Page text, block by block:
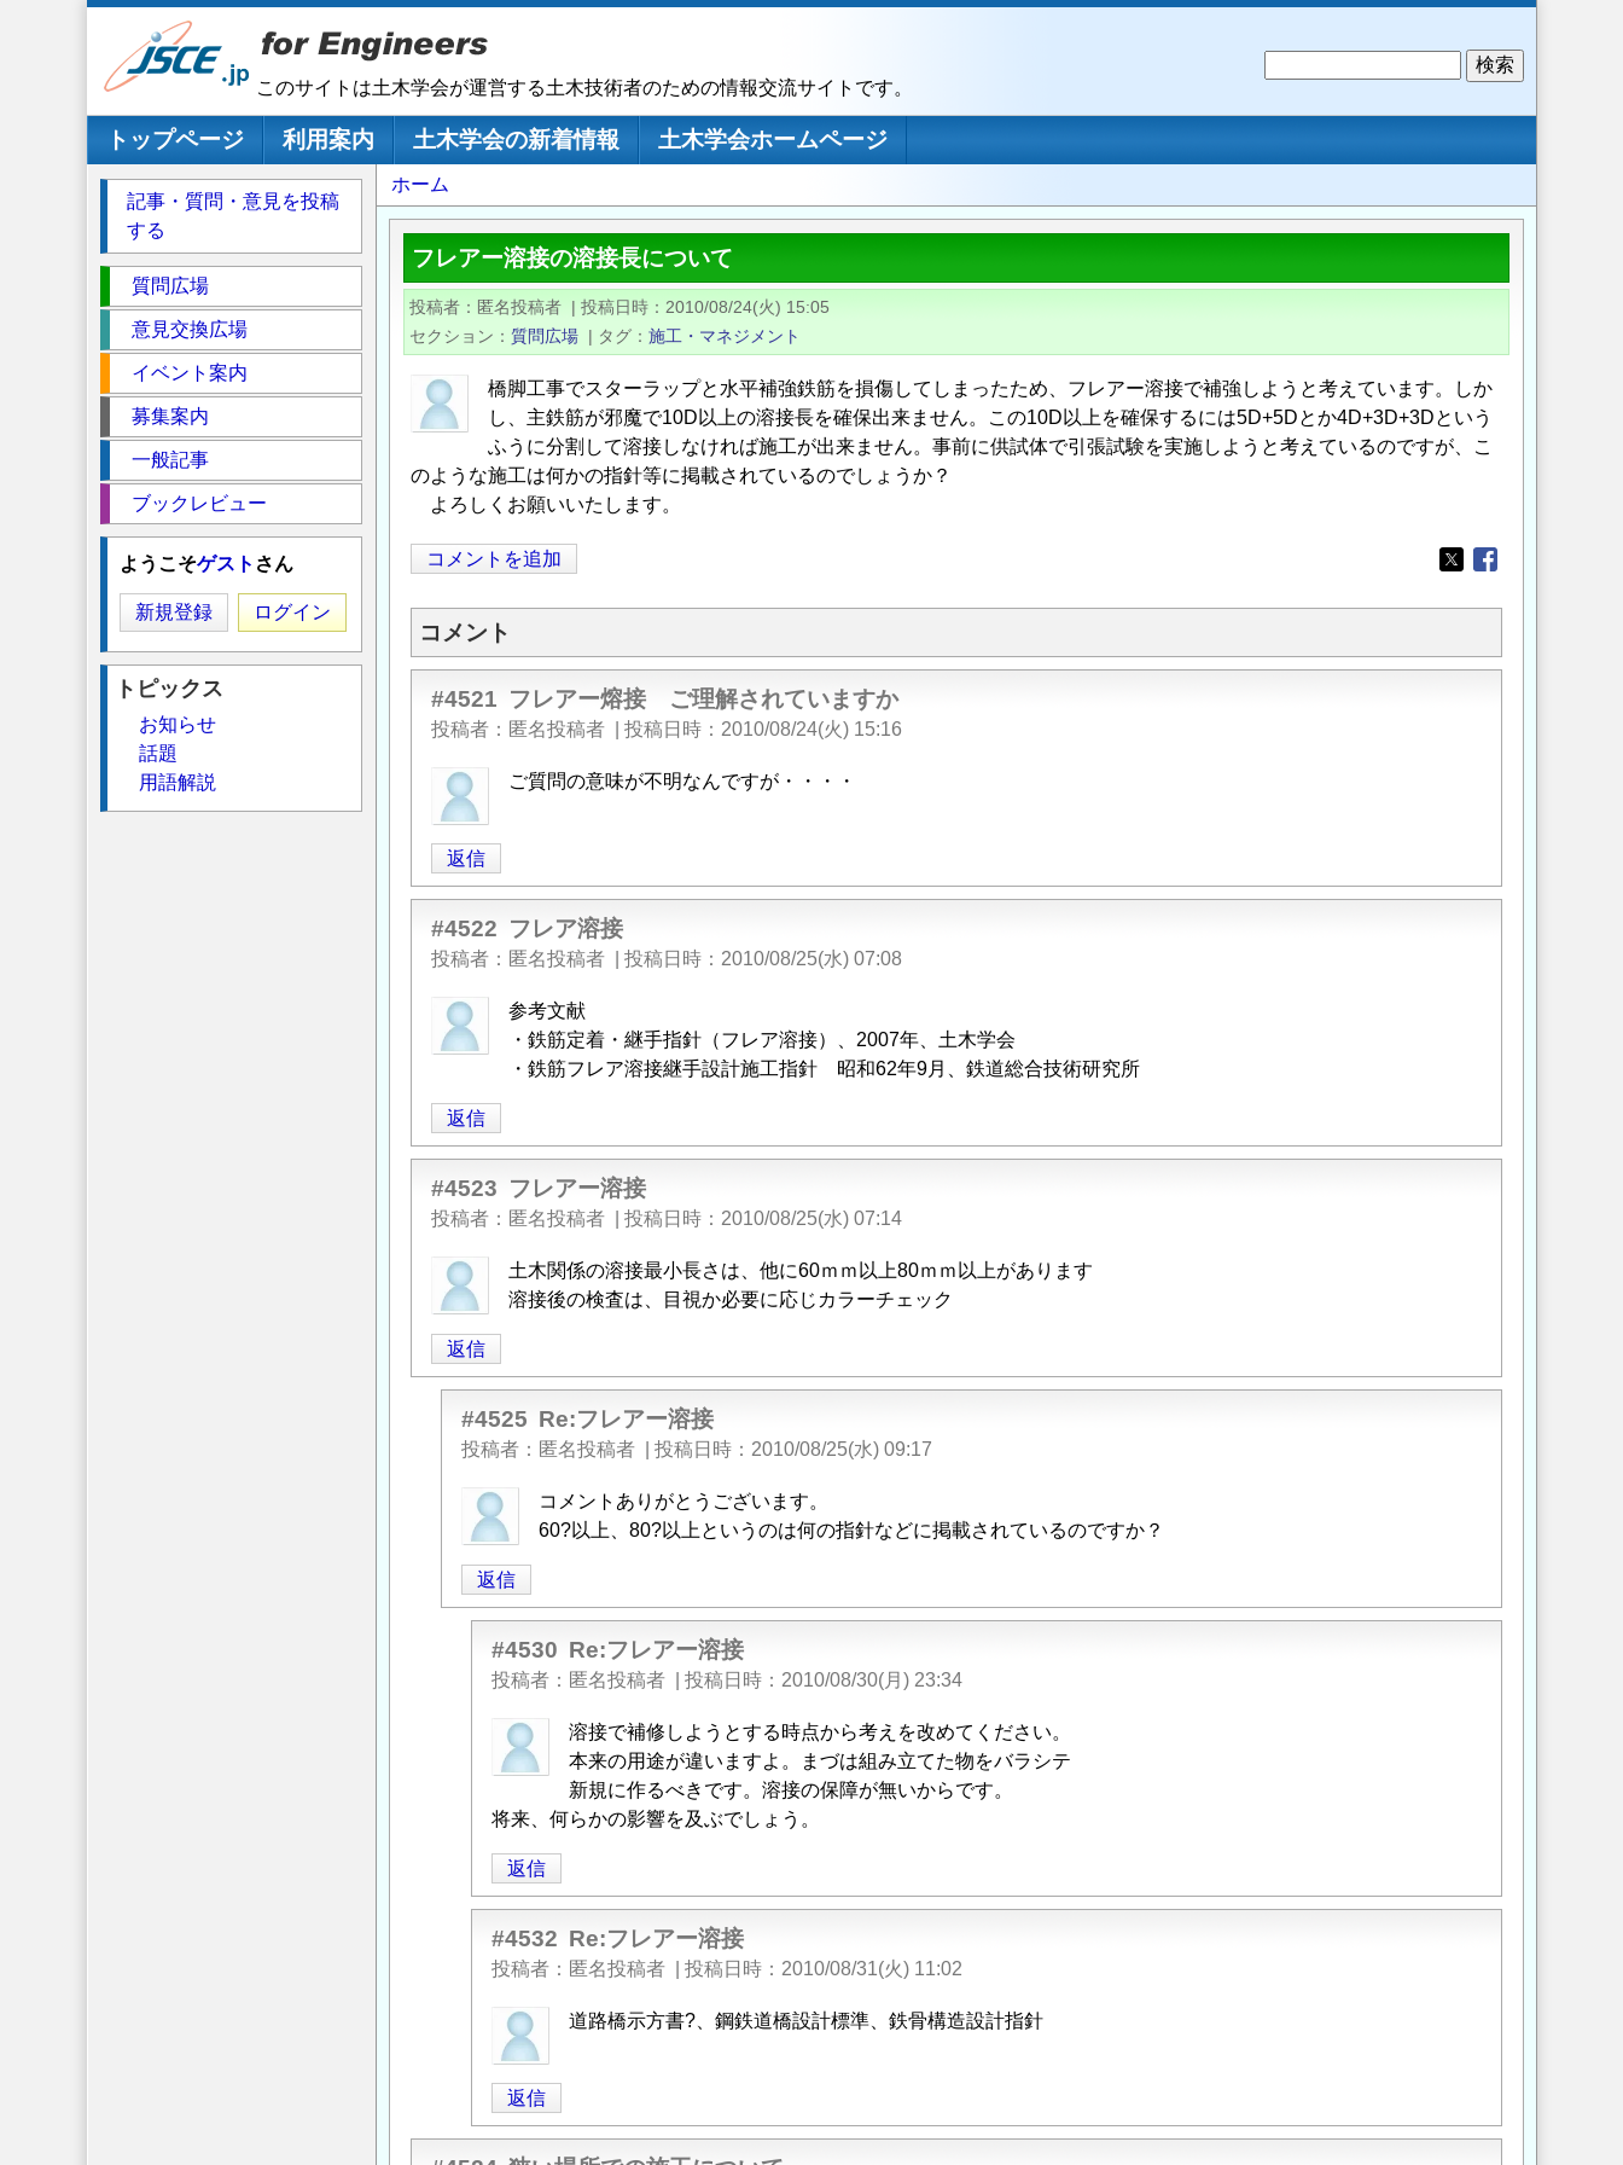
このサイトは土木学会が運営する土木技術者のための情報交流サイトです。
メインナビゲーション
トップページ 利用案内 土木学会の新着情報
土木学会ホームページ
パ
ン
ず
ホーム
フレアー溶接の溶接長について
投稿者 匿名投稿者 | 投稿日時
2010/08/24(火) 15:05
セクション
質問広場 | タグ 施工・マネジメント
橋脚工事でスターラップと水平補強鉄筋を損傷してしまったため、フレアー溶接で補強しようと考えています。しか
し、主鉄筋が邪魔で10D以上の溶接長を確保出来ません。この10D以上を確保するには5D+5Dとか4D+3D+3Dという
ふうに分割して溶接しなければ施工が出来ません。事前に供試体で引張試験を実施しようと考えているのですが、こ
のような施工は何かの指針等に掲載されているのでしょうか？
よろしくお願いいたします。
コメントを追加
Opens in a new
Opens in a new
コメント
#4521 フレアー熔接 ご理解されていますか
投稿者 匿名投稿者 投稿日時 2010/08/24(火) 15:16
ご質問の意味が不明なんですが・・・・
返信
#4522 フレア溶接
投稿者 匿名投稿者 投稿日時 2010/08/25(水) 07:08
参考文献
・鉄筋定着・継手指針（フレア溶接）、2007年、土木学会
・鉄筋フレア溶接継手設計施工指針 昭和62年9月、鉄道総合技術研究所
返信
#4523 フレアー溶接
投稿者 匿名投稿者 投稿日時 2010/08/25(水) 07:14
土木関係の溶接最小長さは、他に60ｍｍ以上80ｍｍ以上があります
溶接後の検査は、目視か必要に応じカラーチェック
返信
#4525 Re:フレアー溶接
投稿者 匿名投稿者 投稿日時 2010/08/25(水) 09:17
匿
名
稿
者
」
へ
コメントありがとうございます。
60?以上、80?以上というのは何の指針などに掲載されているのですか？
返信
#4530 Re:フレアー溶接
投稿者 匿名投稿者 投稿日時 2010/08/30(月) 23:34
匿
名
稿
に
よ
る
「Re:
レ
ア
ー
溶
接」
溶接で補修しようとする時点から考えを改めてください。
本来の用途が違いますよ。まづは組み立てた物をバラシテ
新規に作るべきです。溶接の保障が無いからです。
将来、何らかの影響を及ぶでしょう。
返信
#4532 Re:フレアー溶接
投稿者 匿名投稿者 投稿日時 2010/08/31(火) 11:02
匿
名
投
稿
者
道路橋示方書?、鋼鉄道橋設計標準、鉄骨構造設計指針
返信
記事・質問・意見を投稿
する
ク
シ
質問広場
意見交換広場
イベント案内
募集案内
一般記事
ブックレビュー
ようこそゲスト さん
新規登録 ログイン
トピックス
お知らせ
話題
用語解説